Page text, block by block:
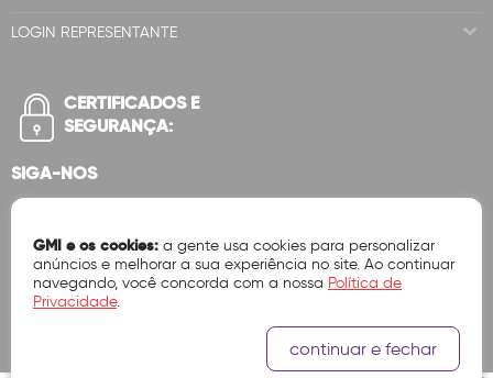
LOGIN REPRESENTANTE
CERTIFICADOS E
SEGURANÇA:
SIGA-NOS
GMI e os cookies: a gente usa cookies para personalizar
anúncios e melhorar a sua experiência no site. Ao continuar
navegando, você concorda com a nossa Política de
Privacidade.
continuar e fechar